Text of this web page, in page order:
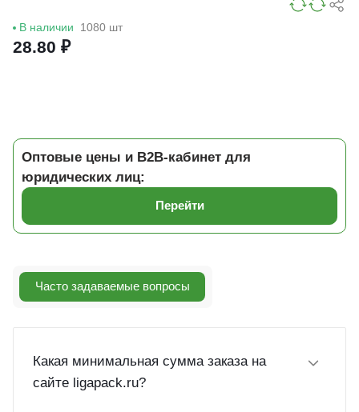
В наличии 1080 шт
28.80 ₽
Оптовые цены и B2B-кабинет для
юридических лиц:
Перейти
Часто задаваемые вопросы
Какая минимальная сумма заказа на
сайте ligapack.ru?